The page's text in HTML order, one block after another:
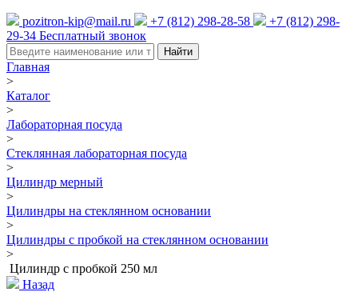
pozitron-kip@mail.ru +7 (812) 298-28-58
+7 (812) 298-
29-34 Бесплатный звонок
Найти
Главная
>
Каталог
>
Лабораторная посуда
>
Стеклянная лабораторная посуда
>
Цилиндр мерный
>
Цилиндры на стеклянном основании
>
Цилиндры с пробкой на стеклянном основании
>
Цилиндр с пробкой 250 мл
Назад